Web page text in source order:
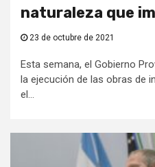
naturaleza que
23 de octubre de 2021
Esta semana, el Gobierno
la ejecución de las obras de
el...